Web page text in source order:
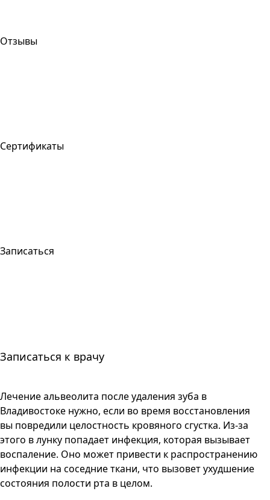
Отзывы
Сертификаты
Записаться
Записаться к врачу
Лечение альвеолита после удаления зуба в
Владивостоке нужно, если во время восстановления
вы повредили целостность кровяного сгустка. Из-за
этого в лунку попадает инфекция, которая вызывает
воспаление. Оно может привести к распространению
инфекции на соседние ткани, что вызовет ухудшение
состояния полости рта в целом.